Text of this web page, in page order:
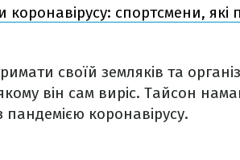
спортсмени, які
своїй земляків та
він сам виріс. Тайсон
коронавірусу.